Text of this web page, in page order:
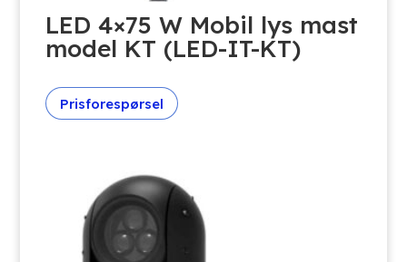
LED 4×75 W Mobil lys mast
model KT (LED-IT-KT)
Prisforespørsel